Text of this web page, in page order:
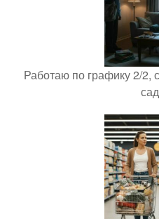
Работаю по графику 2/2,